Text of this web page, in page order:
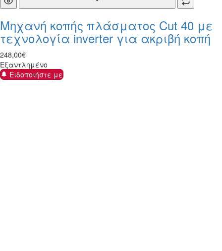
Μηχανή κοπής πλάσματος Cut 40 με
τεχνολογία inverter για ακριβή κοπή
248,00€
Εξαντλημένο
Ειδοποιήστε με